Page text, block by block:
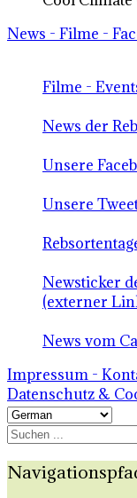
News - Filme -
Filme -
News der
Unsere
Unsere
Newsticker
(externer
News vom
Impressum -
Datenschutz &